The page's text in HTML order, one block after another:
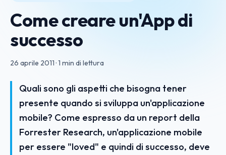
Come creare un'App di
successo
26 aprile 2011·1 min di lettura
Quali sono gli aspetti che bisogna tener
presente quando si sviluppa un'applicazione
mobile? Come espresso da un report della
Forrester Research, un'applicazione mobile
per essere "loved" e quindi di successo, deve